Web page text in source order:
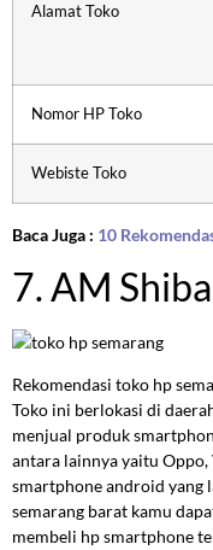
Alamat Toko
Nomor HP Toko
Webiste Toko
Baca Juga : 10
7. AM
Rekomendasi toko hp
Toko ini berlokasi di
menjual produk
antara lainnya yaitu Oppo,
smartphone android yang
semarang barat kamu
membeli hp smartphone